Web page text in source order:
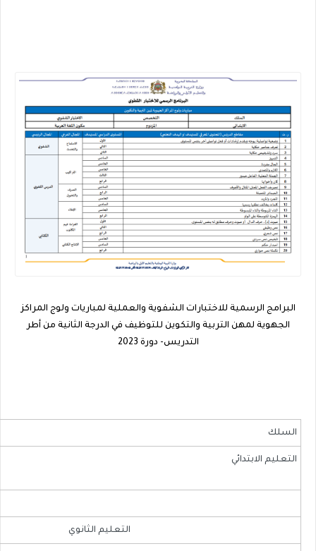
البرامج الرسمية للاختبارات الشفوية والعملية لمباريات ولوج المراكز
الجهوية لمهن التربية والتكوين للتوظيف في الدرجة الثانية من أطر
التدريس- دورة 2023
السلك
​التعليم الابتدائي
التعليم الثانوي